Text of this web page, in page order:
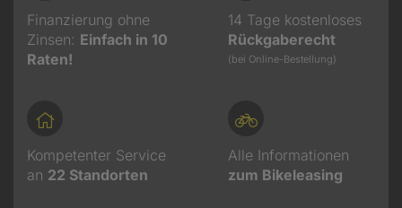
Finanzierung ohne
Zinsen: Einfach in 10
Raten!
14 Tage kostenloses
Rückgaberecht
(bei Online-Bestellung)
Kompetenter Service
an 22 Standorten
Alle Informationen
zum Bikeleasing